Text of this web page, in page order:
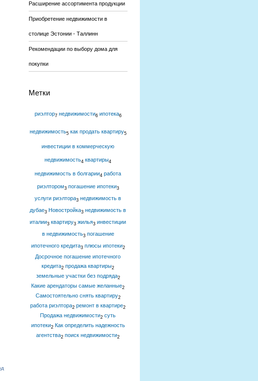
Расширение ассортимента продукции
Приобретение недвижимости в
столице Эстонии - Таллинн
Рекомендации по выбору дома для
покупки
Метки
риэлтор7 недвижимости6 ипотека6
недвижимость5 как продать квартиру5
инвестиции в коммерческую
недвижимость4 квартиры4
недвижимость в болгарии4 работа
риэлтором3 погашение ипотеки3
услуги риэлтора3 недвижимость в
дубае3 Новостройка3 недвижимость в
италии3 квартиру3 жилья3 инвестиции
в недвижимость3 погашение
ипотечного кредита3 плюсы ипотеки2
Досрочное погашение ипотечного
кредита2 продажа квартиры2
земельные участки без подряда2
Какие арендаторы самые желанные2
Самостоятельно снять квартиру2
работа риэлтора2 ремонт в квартире2
Продажа недвижимости2 суть
ипотеки2 Как определить надежность
агентства2 поиск недвижимости2